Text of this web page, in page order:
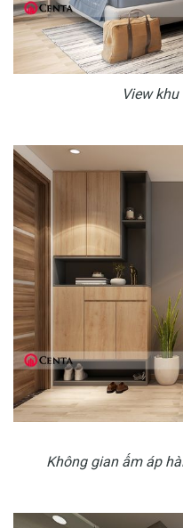
View
Không gian ấm áp